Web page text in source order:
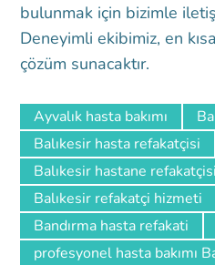
bulunmak için bizimle
Deneyimli ekibimiz, en
çözüm sunacaktır.
Ayvalık hasta bakımı
Balıkesir hasta refakatçisi
Balıkesir hastane refakatçisi
Balıkesir refakatçi hizmeti
Bandırma hasta refakati
profesyonel hasta bakımı